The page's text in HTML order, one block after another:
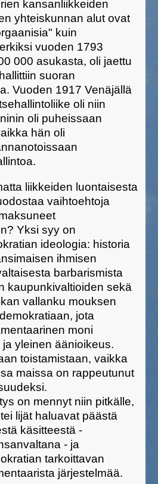
kansanliikkeiden
yhteiskunnan alut ovat
kuin
vuoden 1793
000 asukasta, oli jaettu
suoran
Vuoden 1917 Venäjällä
oli niin
oli puheissaan
hän oli
liikkeiden luontaisesta
vaihtoehtoja
Yksi syy on
ideologia: historia
ihmisen
barbarismista
kaupunkivaltioiden sekä
vallanku mouksen
jota
moni
yleinen äänioikeus.
toistamistaan, vaikka
maissa on rappeutunut
on mennyt niin pitkälle,
lijät haluavat päästä
käsitteestä -
- ja
tarkoittavan
järjestelmää.